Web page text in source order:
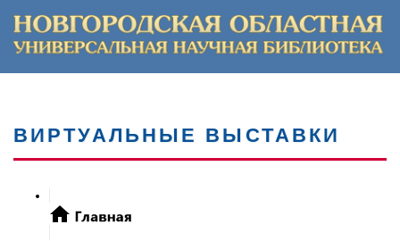
ВИРТУАЛЬНЫЕ ВЫСТАВКИ